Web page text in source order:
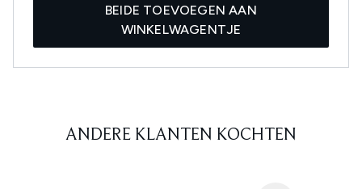
BEIDE TOEVOEGEN AAN
WINKELWAGENTJE
ANDERE KLANTEN KOCHTEN